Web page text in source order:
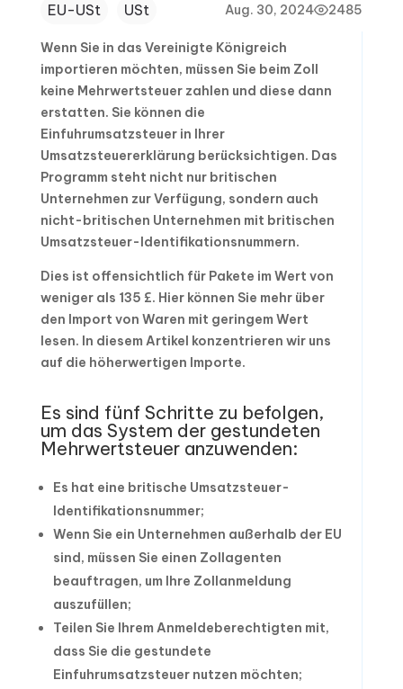
EU-USt USt Aug. 30, 2024 2485
Wenn Sie in das Vereinigte Königreich
importieren möchten, müssen Sie beim Zoll
keine Mehrwertsteuer zahlen und diese dann
erstatten. Sie können die
Einfuhrumsatzsteuer in Ihrer
Umsatzsteuererklärung berücksichtigen. Das
Programm steht nicht nur britischen
Unternehmen zur Verfügung, sondern auch
nicht-britischen Unternehmen mit britischen
Umsatzsteuer-Identifikationsnummern.
Dies ist offensichtlich für Pakete im Wert von
weniger als 135 £. Hier können Sie mehr über
den Import von Waren mit geringem Wert
lesen. In diesem Artikel konzentrieren wir uns
auf die höherwertigen Importe.
Es sind fünf Schritte zu befolgen,
um das System der gestundeten
Mehrwertsteuer anzuwenden:
Es hat eine britische Umsatzsteuer-
Identifikationsnummer;
Wenn Sie ein Unternehmen außerhalb der EU
sind, müssen Sie einen Zollagenten
beauftragen, um Ihre Zollanmeldung
auszufüllen;
Teilen Sie Ihrem Anmeldeberechtigten mit,
dass Sie die gestundete
Einfuhrumsatzsteuer nutzen möchten;